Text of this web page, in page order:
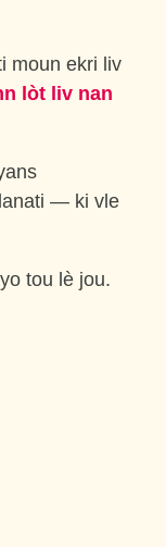
moun ekri liv
lòt liv nan
— ki vle
tou lè jou.